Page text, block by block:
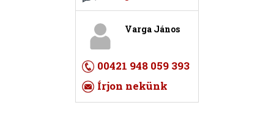
Varga János
00421 948 059 393
Írjon nekünk